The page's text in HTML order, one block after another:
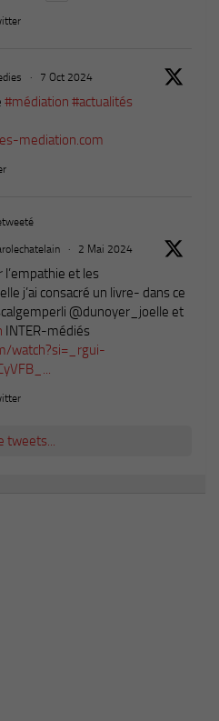
· 7 Oct 2024
#médiation #actualités
mediation.com
· 2 Mai 2024
et les
j’ai consacré un livre- dans ce
⁦@dunoyer_joelle⁩ et
INTER-médiés
watch?si=_rgui-
tweets...